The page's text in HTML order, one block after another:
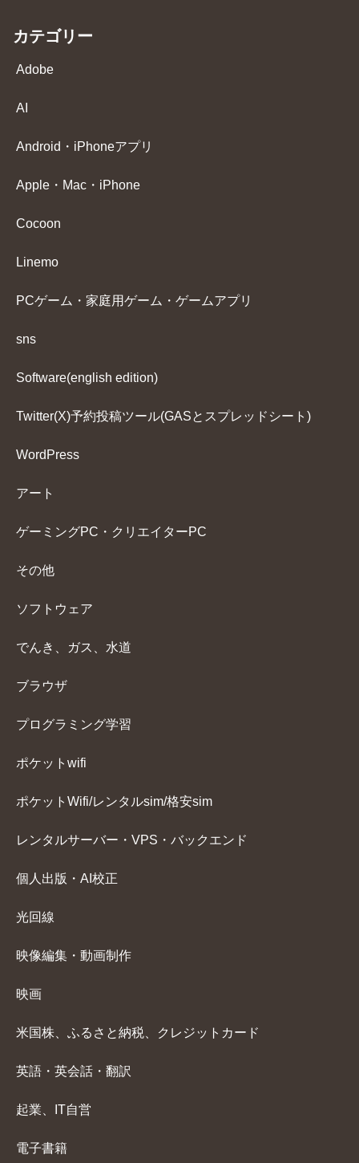
カテゴリー
Adobe
AI
Android・iPhoneアプリ
Apple・Mac・iPhone
Cocoon
Linemo
PCゲーム・家庭用ゲーム・ゲームアプリ
sns
Software(english edition)
Twitter(X)予約投稿ツール(GASとスプレッドシート)
WordPress
アート
ゲーミングPC・クリエイターPC
その他
ソフトウェア
でんき、ガス、水道
ブラウザ
プログラミング学習
ポケットwifi
ポケットWifi/レンタルsim/格安sim
レンタルサーバー・VPS・バックエンド
個人出版・AI校正
光回線
映像編集・動画制作
映画
米国株、ふるさと納税、クレジットカード
英語・英会話・翻訳
起業、IT自営
電子書籍